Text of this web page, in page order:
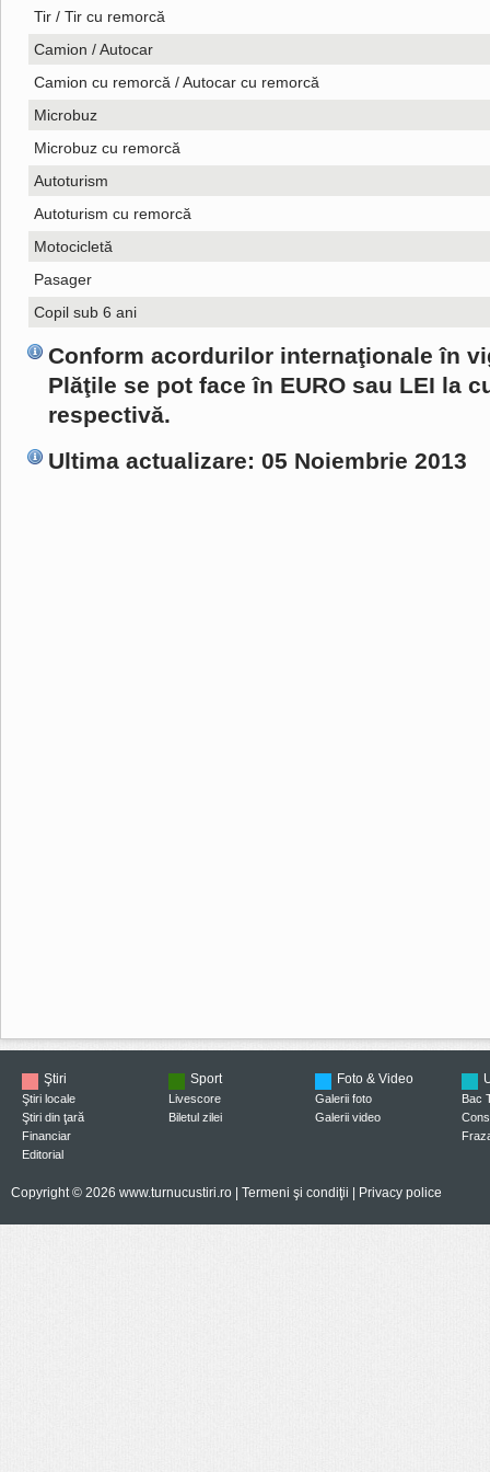
Tir / Tir cu remorcă
Camion / Autocar
Camion cu remorcă / Autocar cu remorcă
Microbuz
Microbuz cu remorcă
Autoturism
Autoturism cu remorcă
Motocicletă
Pasager
Copil sub 6 ani
Conform acordurilor internaţionale în
Plăţile se pot face în EURO sau LEI la
respectivă.
Ultima actualizare: 05 Noiembrie 2013
Ştiri
Ştiri locale
Ştiri din ţară
Financiar
Editorial
Sport
Livescore
Biletul zilei
Foto & Video
Galerii foto
Galerii video
Bac
Copyright © 2026 www.turnucustiri.ro | Termeni şi condiţii Privacy police